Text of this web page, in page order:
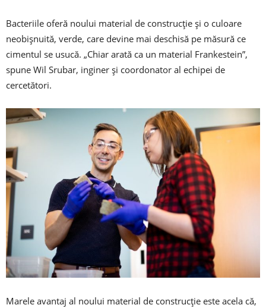
Bacteriile oferă noului material de construcţie şi o culoare
neobişnuită, verde, care devine mai deschisă pe măsură ce
cimentul se usucă. „Chiar arată ca un material Frankestein”,
spune Wil Srubar, inginer şi coordonator al echipei de
cercetători.
Marele avantaj al noului material de construcţie este acela că,